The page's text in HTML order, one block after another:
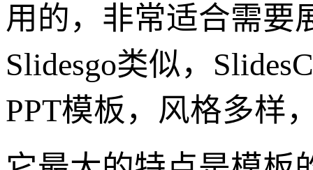
用的，非常适合需要
Slidesgo类似，
PPT模板，风格多样